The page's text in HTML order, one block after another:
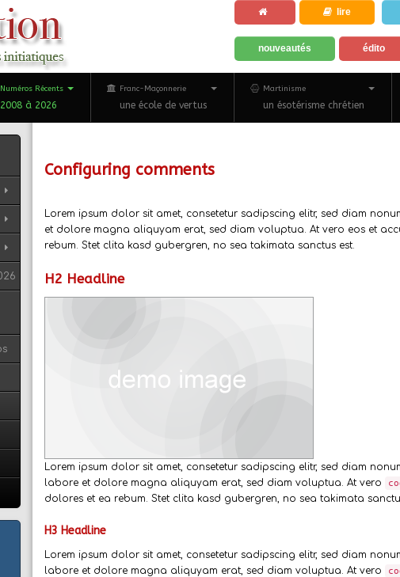
lire
nouveautés édito
Numéros Récents
2008 à 2026
Franc-Maçonnerie
une école de vertus
Martinisme
un ésotérisme chrétien
Configuring comments
Lorem ipsum dolor sit amet, consetetur sadipscing elitr, sed diam
et dolore magna aliquyam erat, sed diam voluptua. At vero eos et
rebum. Stet clita kasd gubergren, no sea takimata sanctus est.
H2 Headline
Lorem ipsum dolor sit amet, consetetur sadipscing elitr, sed diam
labore et dolore magna aliquyam erat, sed diam voluptua. At vero
dolores et ea rebum. Stet clita kasd gubergren, no sea takimata
H3 Headline
Lorem ipsum dolor sit amet, consetetur sadipscing elitr, sed diam
labore et dolore magna aliquyam erat, sed diam voluptua. At vero